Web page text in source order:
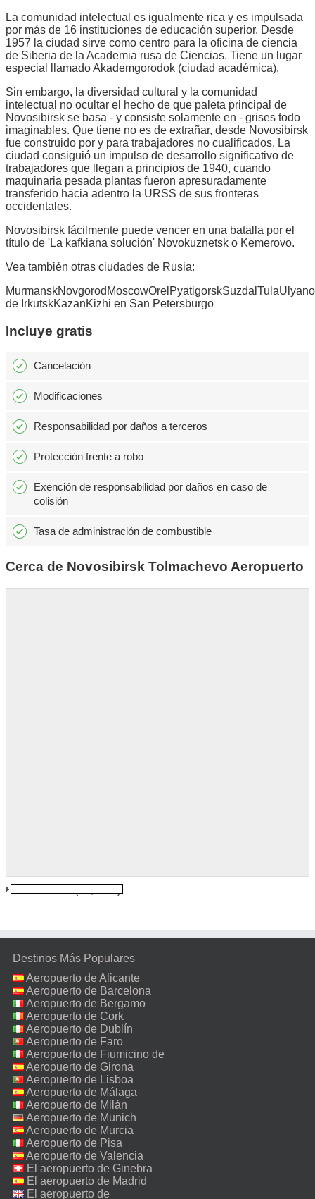
La comunidad intelectual es igualmente rica y es impulsada
por más de 16 instituciones de educación superior. Desde
1957 la ciudad sirve como centro para la oficina de ciencia
de Siberia de la Academia rusa de Ciencias. Tiene un lugar
especial llamado Akademgorodok (ciudad académica).
Sin embargo, la diversidad cultural y la comunidad
intelectual no ocultar el hecho de que paleta principal de
Novosibirsk se basa - y consiste solamente en - grises todo
imaginables. Que tiene no es de extrañar, desde Novosibirsk
fue construido por y para trabajadores no cualificados. La
ciudad consiguió un impulso de desarrollo significativo de
trabajadores que llegan a principios de 1940, cuando
maquinaria pesada plantas fueron apresuradamente
transferido hacia adentro la URSS de sus fronteras
occidentales.
Novosibirsk fácilmente puede vencer en una batalla por el
título de 'La kafkiana solución' Novokuznetsk o Kemerovo.
Vea también otras ciudades de Rusia:
de IrkutskKazanKizhi en San Petersburgo
Incluye gratis
Cancelación
Modificaciones
Responsabilidad por daños a terceros
Protección frente a robo
Exención de responsabilidad por daños en caso de
colisión
Tasa de administración de combustible
Cerca de Novosibirsk Tolmachevo Aeropuerto
Destinos Más Populares
Aeropuerto de Alicante
Aeropuerto de Barcelona
Aeropuerto de Bergamo
Aeropuerto de Cork
Aeropuerto de Dublín
Aeropuerto de Faro
Aeropuerto de Fiumicino de
Roma
Aeropuerto de Girona
Aeropuerto de Lisboa
Aeropuerto de Málaga
Aeropuerto de Milán
Malpensa
Aeropuerto de Munich
Aeropuerto de Murcia
Aeropuerto de Pisa
Aeropuerto de Valencia
El aeropuerto de Ginebra
El aeropuerto de Madrid
El aeropuerto de